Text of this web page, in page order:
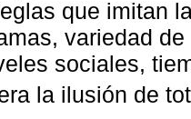
que imitan
variedad
sociales,
la ilusión de